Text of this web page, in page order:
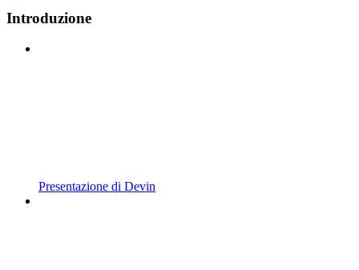
Introduzione
Presentazione di Devin